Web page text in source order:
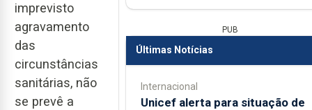
imprevisto
agravamento
das
circunstâncias
sanitárias, não
se prevê a
PUB
Últimas Notícias
Internacional
Unicef alerta para situação de